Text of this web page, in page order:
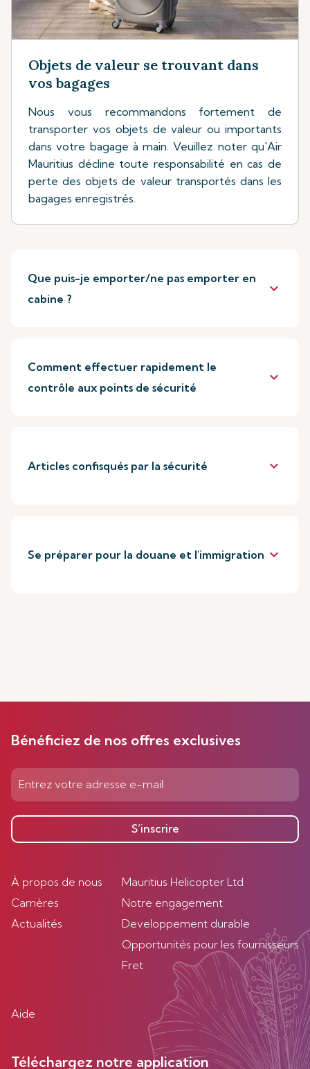
Objets de valeur se trouvant dans
vos bagages
Nous vous recommandons fortement de
transporter vos objets de valeur ou importants
dans votre bagage à main. Veuillez noter qu'Air
Mauritius décline toute responsabilité en cas de
perte des objets de valeur transportés dans les
bagages enregistrés.
Que puis-je emporter/ne pas emporter en
cabine ?
keyboard_arrow_down
Comment effectuer rapidement le
contrôle aux points de sécurité
keyboard_arrow_down
Articles confisqués par la sécurité keyboard_arrow_down
Se préparer pour la douane et l'immigration keyboard_arrow_down
Bénéficiez de nos offres exclusives
S’inscrire
À propos de nous
Carrières
Actualités
Mauritius Helicopter Ltd
Notre engagement
Developpement durable
Opportunités pour les fournisseurs
Fret
Aide
Téléchargez notre application